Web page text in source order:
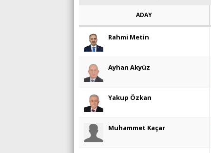
ADAY
Rahmi Metin
Ayhan Akyüz
Yakup Özkan
Muhammet Kaçar